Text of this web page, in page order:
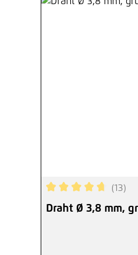
Durchschnittliche
(13)
Draht Ø 3,8 mm,